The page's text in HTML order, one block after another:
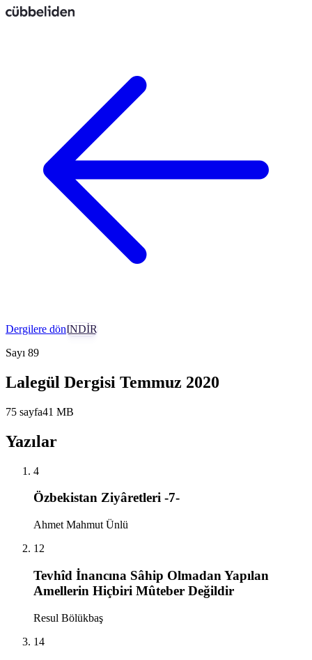
Dergilere dönİNDİR
Sayı 89
Lalegül Dergisi Temmuz 2020
75 sayfa41 MB
Yazılar
4
Özbekistan Ziyâretleri -7-
Ahmet Mahmut Ünlü
12
Tevhîd İnancına Sâhip Olmadan Yapılan
Amellerin Hiçbiri Mûteber Değildir
Resul Bölükbaş
14